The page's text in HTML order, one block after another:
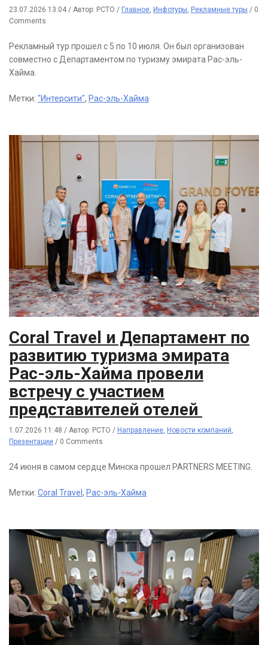
23.07.2026 13:04 / Автор: РСТО / Главное, Инфотуры, Рекламные туры / 0
Comments
Рекламный тур прошел с 5 по 10 июля. Он был организован
совместно с Департаментом по туризму эмирата Рас-эль-
Хайма.
Метки: "Интерсити", Рас-эль-Хайма
Coral Travel и Департамент по
развитию туризма эмирата
Рас-эль-Хайма провели
встречу с участием
представителей отелей
1.07.2026 11:48 / Автор: РСТО / Направление Новости компаний
Презентации / 0 Comments
24 июня в самом сердце Минска прошел PARTNERS MEETING.
Метки: Coral Travel , Рас-эль-Хайма